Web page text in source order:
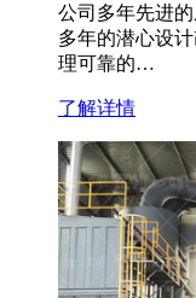
公司多年先进
多年的潜心设
理可靠的…
了解详情